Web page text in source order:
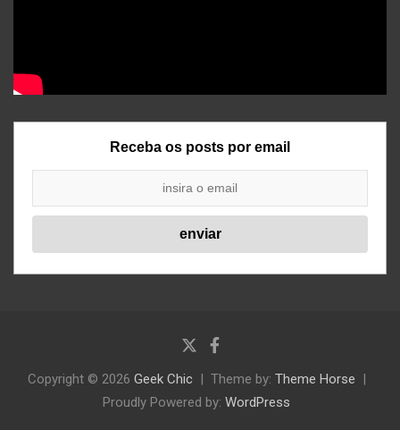
Receba os posts por email
Copyright © 2026 Geek Chic Theme by: Theme Horse
Proudly Powered by: WordPress